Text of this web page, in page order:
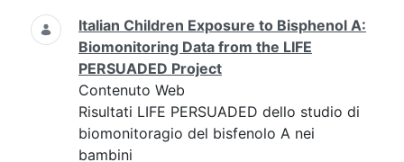
Italian Children Exposure to Bisphenol A:
Biomonitoring Data from the LIFE
PERSUADED Project
Contenuto Web
Risultati LIFE PERSUADED dello studio di
biomonitoragio del bisfenolo A nei
bambini